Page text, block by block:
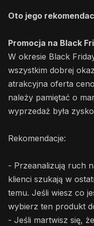
Oto jego
Promocja na Black
W okresie Black
wszystkim dobrej
atrakcyjna oferta
należy pamiętać o
wyprzedaż była
Rekomendacje:
- Przeanalizują ruch
klienci szukają w
temu. Jeśli wiesz co
wybierz ten produkt
- Jeśli martwisz się,